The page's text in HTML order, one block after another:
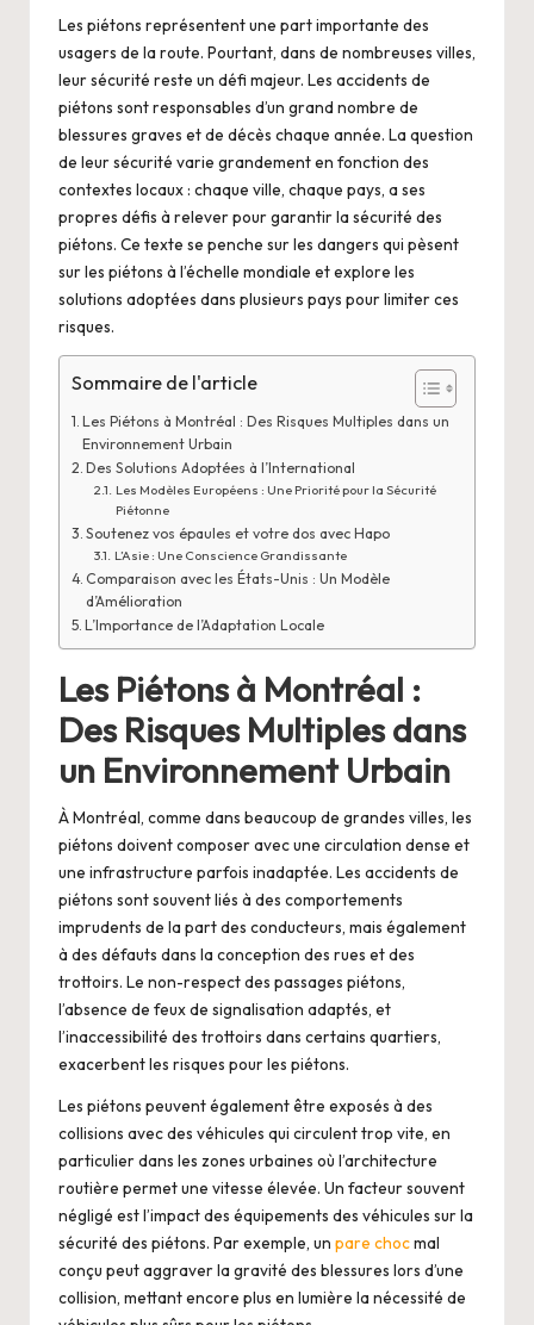
Les piétons représentent une part importante des
usagers de la route. Pourtant, dans de nombreuses villes,
leur sécurité reste un défi majeur. Les accidents de
piétons sont responsables d’un grand nombre de
blessures graves et de décès chaque année. La question
de leur sécurité varie grandement en fonction des
contextes locaux : chaque ville, chaque pays, a ses
propres défis à relever pour garantir la sécurité des
piétons. Ce texte se penche sur les dangers qui pèsent
sur les piétons à l’échelle mondiale et explore les
solutions adoptées dans plusieurs pays pour limiter ces
risques.
Sommaire de l'article
Les Piétons à Montréal : Des Risques Multiples dans un
Environnement Urbain
Des Solutions Adoptées à l’International
Les Modèles Européens : Une Priorité pour la Sécurité
Piétonne
Soutenez vos épaules et votre dos avec Hapo
L’Asie : Une Conscience Grandissante
Comparaison avec les États-Unis : Un Modèle
d’Amélioration
L’Importance de l’Adaptation Locale
Les Piétons à Montréal :
Des Risques Multiples dans
un Environnement Urbain
À Montréal, comme dans beaucoup de grandes villes, les
piétons doivent composer avec une circulation dense et
une infrastructure parfois inadaptée. Les accidents de
piétons sont souvent liés à des comportements
imprudents de la part des conducteurs, mais également
à des défauts dans la conception des rues et des
trottoirs. Le non-respect des passages piétons,
l’absence de feux de signalisation adaptés, et
l’inaccessibilité des trottoirs dans certains quartiers,
exacerbent les risques pour les piétons.
Les piétons peuvent également être exposés à des
collisions avec des véhicules qui circulent trop vite, en
particulier dans les zones urbaines où l’architecture
routière permet une vitesse élevée. Un facteur souvent
négligé est l’impact des équipements des véhicules sur la
sécurité des piétons. Par exemple, un pare chocmal
conçu peut aggraver la gravité des blessures lors d’une
collision, mettant encore plus en lumière la nécessité de